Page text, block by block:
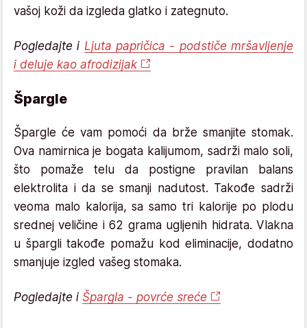
vašoj koži da izgleda glatko i zategnuto.
Pogledajte i Ljuta papričica - podstiče mršavljenje
i deluje kao afrodizijak
Špargle
Špargle će vam pomoći da brže smanjite stomak.
Ova namirnica je bogata kalijumom, sadrži malo soli,
što pomaže telu da postigne pravilan balans
elektrolita i da se smanji nadutost. Takođe sadrži
veoma malo kalorija, sa samo tri kalorije po plodu
srednej veličine i 62 grama ugljenih hidrata. Vlakna
u špargli takođe pomažu kod eliminacije, dodatno
smanjuje izgled vašeg stomaka.
Pogledajte i Špargla - povrće sreće